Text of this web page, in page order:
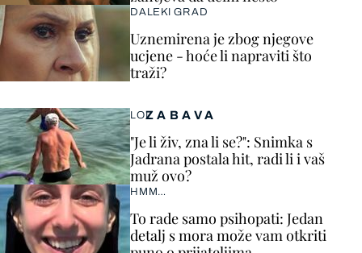
ZABAVA
LOL
"Je li živ, zna li se?": Snimka s
Jadrana postala hit, radi li i vaš
muž ovo?
HMM…
To rade samo psihopati: Jedan
detalj s mora može vam otkriti
DALEKI GRAD
Uznemirena je zbog njegove
ucjene - hoće li napraviti što
traži?